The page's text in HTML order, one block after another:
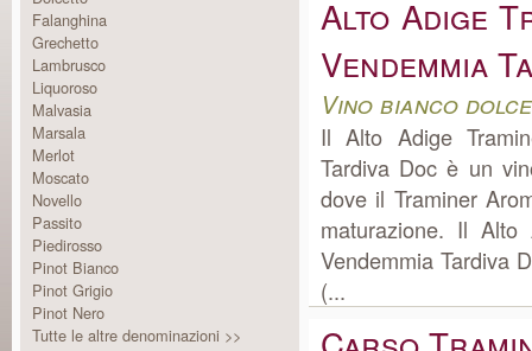
Falanghina
Grechetto
Lambrusco
Liquoroso
Malvasia
Marsala
Merlot
Moscato
Novello
Passito
Piedirosso
Pinot Bianco
Pinot Grigio
Pinot Nero
Tutte le altre denominazioni >>
Alto Adige
Vendemmia
Vino bianco
Il Alto Adige
Tardiva Doc è un
dove il Traminer
maturazione. Il Alto
Vendemmia Tardiva
(...